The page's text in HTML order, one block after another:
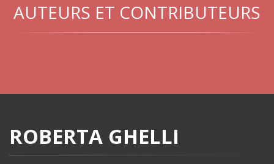
AUTEURS ET CONTRIBUTEURS
ROBERTA GHELLI